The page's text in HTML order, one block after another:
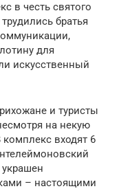
в честь святого
братья
для
искусственный
и туристы
на некую
входят 6
– настоящими